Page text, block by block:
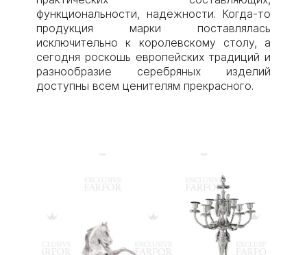
функциональности, надёжности. Когда-то
продукция марки поставлялась
исключительно к королевскому столу, а
сегодня роскошь европейских традиций и
разнообразие серебряных изделий
доступны всем ценителям прекрасного.